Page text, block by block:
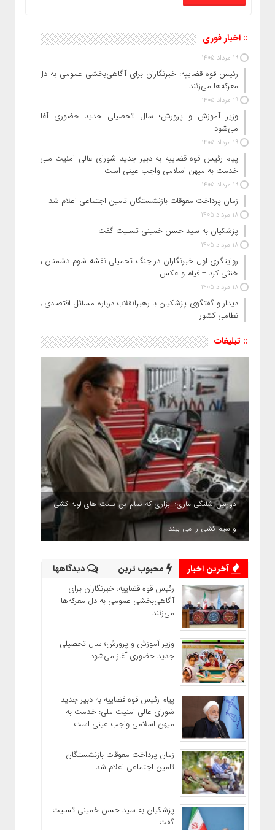
:: اخبار فوری
19 مرداد 1405
رئیس قوه قضاییه: خبرنگاران برای آگاهی‌بخشی عمومی به دل
معرکه‌ها می‌زنند
19 مرداد 1405
وزیر آموزش‌ و پرورش؛ سال تحصیلی جدید حضوری آغاز
می‌شود
19 مرداد 1405
پیام رئیس قوه قضاییه به دبیر جدید شورای عالی امنیت ملی:
خدمت به میهن اسلامی واجب عینی است
19 مرداد 1405
زمان پرداخت معوقات بازنشستگان تامین اجتماعی اعلام شد
18 مرداد 1405
پزشکیان به سید حسن خمینی تسلیت گفت
18 مرداد 1405
روایتگری اول خبرنگاران در جنگ تحمیلی نقشه شوم دشمنان را
خنثی کرد + فیلم و عکس
18 مرداد 1405
دیدار و گفتگوی پزشکیان با رهبرانقلاب درباره مسائل اقتصادی و
نظامی کشور
:: تبلیغات
دوربین شلنگی ماری؛ ابزاری که تمام بن بست های لوله کشی
و سیم کشی را می بیند
آخرین اخبار محبوب ترین دیدگاهها
رئیس قوه قضاییه: خبرنگاران برای
آگاهی‌بخشی عمومی به دل معرکه‌ها
می‌زنند
وزیر آموزش‌ و پرورش؛ سال تحصیلی
جدید حضوری آغاز می‌شود
پیام رئیس قوه قضاییه به دبیر جدید
شورای عالی امنیت ملی: خدمت به
میهن اسلامی واجب عینی است
زمان پرداخت معوقات بازنشستگان
تامین اجتماعی اعلام شد
پزشکیان به سید حسن خمینی تسلیت
گفت